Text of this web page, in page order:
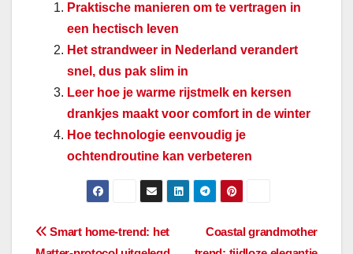
Praktische manieren om te vertragen in
een hectisch leven
Het strandweer in Nederland verandert
snel, dus pak slim in
Leer hoe je warme rijstmelk en kersen
drankjes maakt voor comfort in de winter
Hoe technologie eenvoudig je
ochtendroutine kan verbeteren
Bericht
Coastal grandmother
Smart home-trend: het